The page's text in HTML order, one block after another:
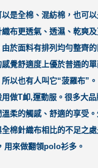
是全棉、混紡棉，也可
布更透氣、透濕、乾爽及
於面料有排列均勻整齊的
覺舒適度上優於普通的單
以也有人叫它“菠羅布”。
做T卹,運動服。很多大
柔的觸感、舒適的享受。
棉針織布相比的不足之
用來做翻領polo衫多。